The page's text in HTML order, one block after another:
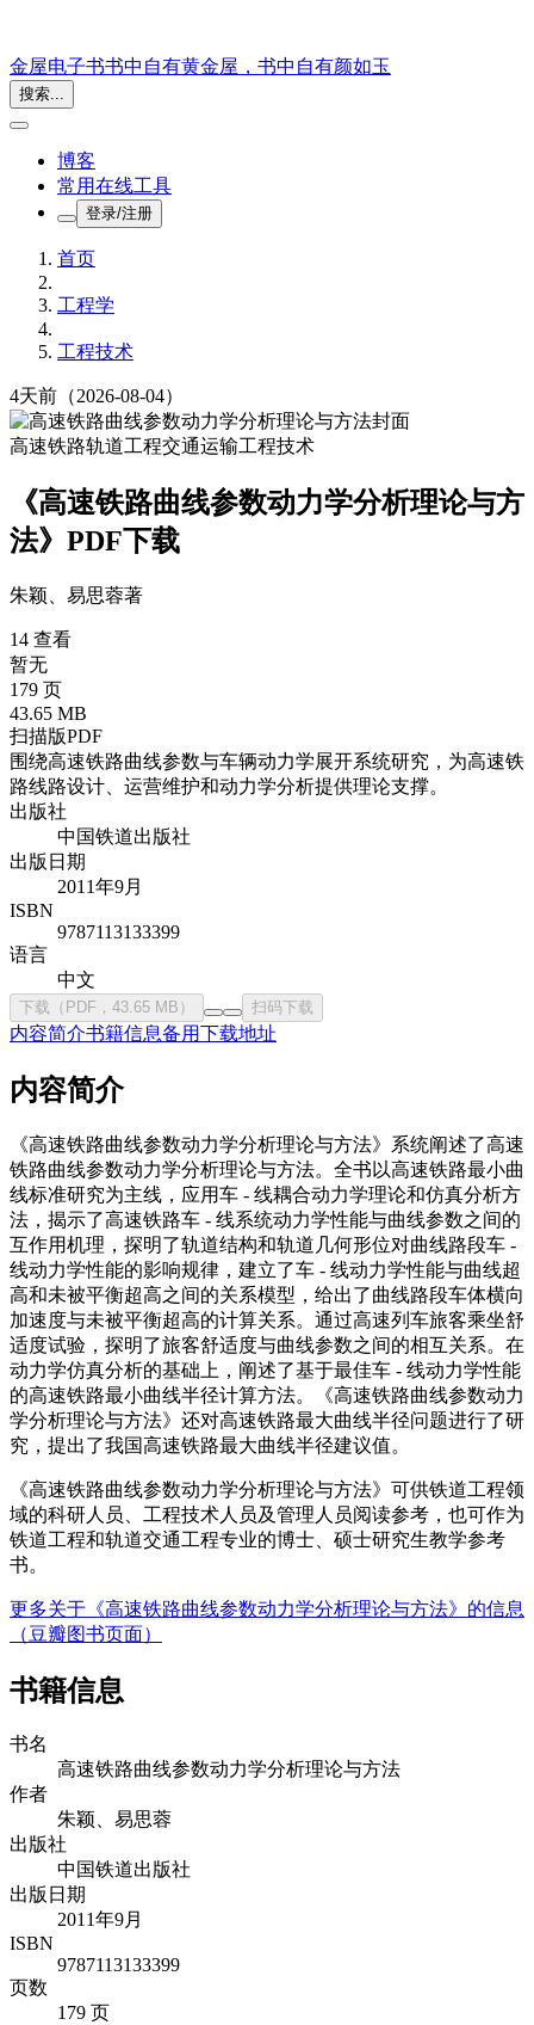
金屋电子书书中自有黄金屋，书中自有颜如玉
搜索...
博客
常用在线工具
登录/注册
首页
工程学
工程技术
4天前 （2026-08-04）
高速铁路轨道工程交通运输工程技术
《高速铁路曲线参数动力学分析理论与方
法》PDF下载
朱颖、易思蓉著
14 查看
暂无
179 页
43.65 MB
扫描版PDF
围绕高速铁路曲线参数与车辆动力学展开系统研究，为高速铁
路线路设计、运营维护和动力学分析提供理论支撑。
出版社
中国铁道出版社
出版日期
2011年9月
ISBN
9787113133399
语言
中文
下载（PDF，43.65 MB） 扫码下载
内容简介书籍信息备用下载地址
内容简介
《高速铁路曲线参数动力学分析理论与方法》系统阐述了高速
铁路曲线参数动力学分析理论与方法。全书以高速铁路最小曲
线标准研究为主线，应用车 - 线耦合动力学理论和仿真分析方
法，揭示了高速铁路车 - 线系统动力学性能与曲线参数之间的
互作用机理，探明了轨道结构和轨道几何形位对曲线路段车 -
线动力学性能的影响规律，建立了车 - 线动力学性能与曲线超
高和未被平衡超高之间的关系模型，给出了曲线路段车体横向
加速度与未被平衡超高的计算关系。通过高速列车旅客乘坐舒
适度试验，探明了旅客舒适度与曲线参数之间的相互关系。在
动力学仿真分析的基础上，阐述了基于最佳车 - 线动力学性能
的高速铁路最小曲线半径计算方法。《高速铁路曲线参数动力
学分析理论与方法》还对高速铁路最大曲线半径问题进行了研
究，提出了我国高速铁路最大曲线半径建议值。
《高速铁路曲线参数动力学分析理论与方法》可供铁道工程领
域的科研人员、工程技术人员及管理人员阅读参考，也可作为
铁道工程和轨道交通工程专业的博士、硕士研究生教学参考
书。
更多关于《高速铁路曲线参数动力学分析理论与方法》的信息
（豆瓣图书页面）
书籍信息
书名
高速铁路曲线参数动力学分析理论与方法
作者
朱颖、易思蓉
出版社
中国铁道出版社
出版日期
2011年9月
ISBN
9787113133399
页数
179 页